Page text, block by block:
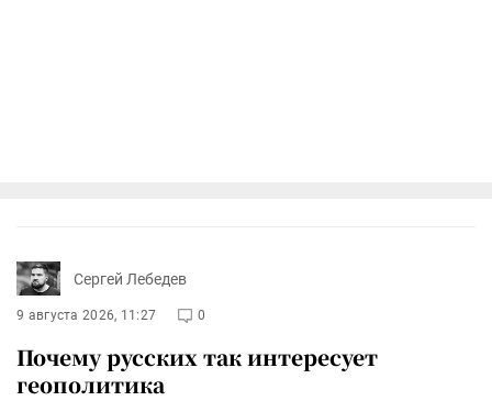
Сергей Лебедев
9 августа 2026, 11:27 0
Почему русских так интересует
геополитика